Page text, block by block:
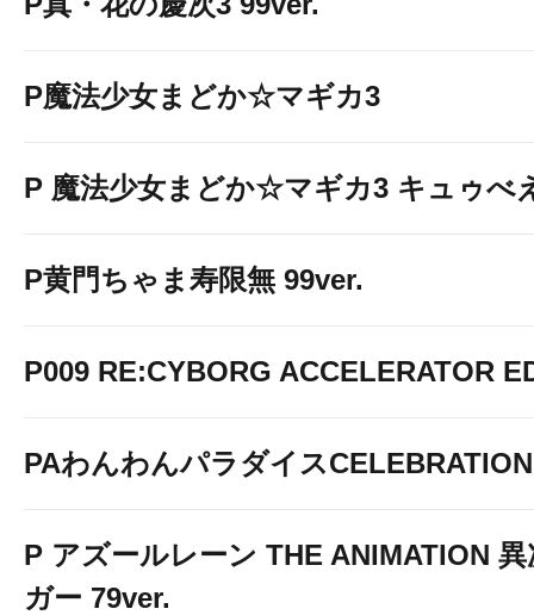
P魔法少女まどか☆マギカ3
P 魔法少女まどか☆マギカ3 キュゥべ
P黄門ちゃま寿限無 99ver.
P009 RE:CYBORG ACCELERATOR
PAわんわんパラダイスCELEBRATION
P アズールレーン THE ANIMATION
ガー 79ver.